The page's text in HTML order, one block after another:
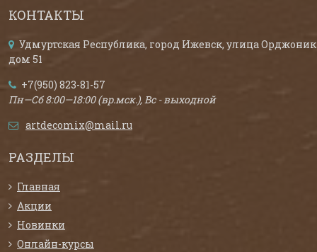
КОНТАКТЫ
Удмуртская Республика, город Ижевск, улица
дом 51
+7(950) 823-81-57
Пн—Сб 8:00—18:00 (вр.мск.), Вс - выходной
artdecomix@mail.ru
РАЗДЕЛЫ
Главная
Акции
Новинки
Онлайн-курсы